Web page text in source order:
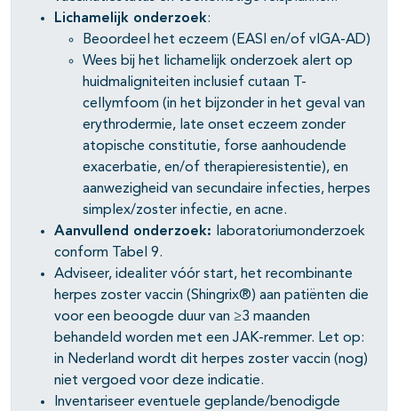
Lichamelijk onderzoek:
Beoordeel het eczeem (EASI en/of vIGA-AD)
Wees bij het lichamelijk onderzoek alert op
huidmaligniteiten inclusief cutaan T-
cellymfoom (in het bijzonder in het geval van
erythrodermie, late onset eczeem zonder
atopische constitutie, forse aanhoudende
exacerbatie, en/of therapieresistentie), en
aanwezigheid van secundaire infecties, herpes
simplex/zoster infectie, en acne.
Aanvullend onderzoek:
laboratoriumonderzoek
conform Tabel 9.
Adviseer, idealiter vóór start, het recombinante
herpes zoster vaccin (Shingrix®) aan patiënten die
voor een beoogde duur van ≥3 maanden
behandeld worden met een JAK-remmer. Let op:
in Nederland wordt dit herpes zoster vaccin (nog)
niet vergoed voor deze indicatie.
Inventariseer eventuele geplande/benodigde